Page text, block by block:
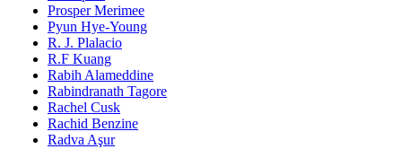
Prosper Merimee
Pyun Hye-Young
R. J. Plalacio
R.F Kuang
Rabih Alameddine
Rabindranath Tagore
Rachel Cusk
Rachid Benzine
Radva Aşur